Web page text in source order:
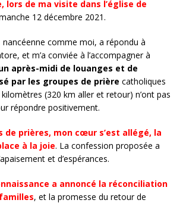
lors de ma visite dans l’église de
12 décembre 2021.
nancéenne comme moi, a répondu à
et m’a conviée à l’accompagner à
après-midi de louanges et de
par les groupes de prière catholiques
kilomètres (320 km aller et retour) n’ont pas
répondre positivement.
de prières, mon cœur s’est allégé, la
à la joie. La confession proposée a
et d’espérances.
a annoncé la réconciliation
, et la promesse du retour de